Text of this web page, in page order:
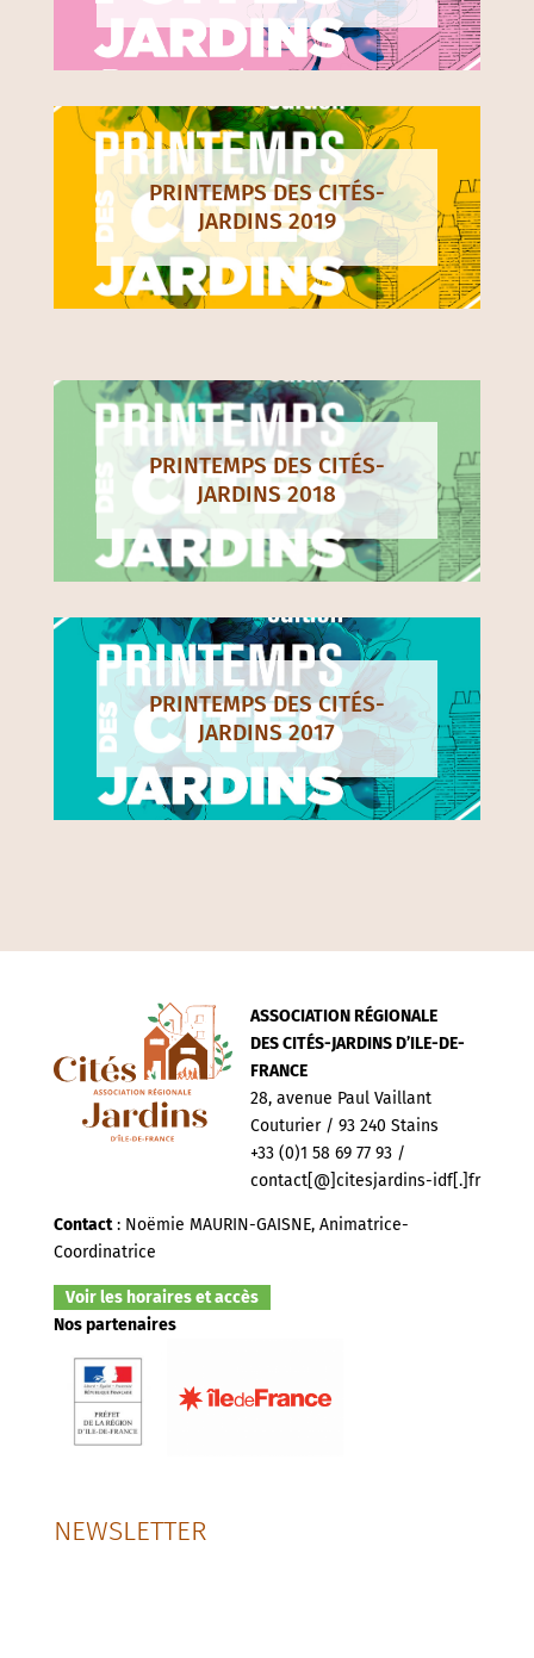
PRINTEMPS DES CITÉS-
JARDINS 2019
PRINTEMPS DES CITÉS-
JARDINS 2018
PRINTEMPS DES CITÉS-
JARDINS 2017
ASSOCIATION RÉGIONALE
DES CITÉS-JARDINS D’ILE-DE-
FRANCE
28, avenue Paul Vaillant
Couturier / 93 240 Stains
+33 (0)1 58 69 77 93 /
contact[@]citesjardins-idf[.]fr
Contact: Noëmie MAURIN-GAISNE, Animatrice-
Coordinatrice
Voir les horaires et accès
Nos partenaires
NEWSLETTER